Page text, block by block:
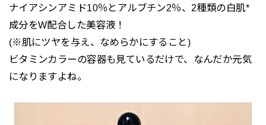
ナイアシンアミド10％とアルブチン2％、2種類の白肌*
成分をW配合した美容液！
(※肌にツヤを与え、なめらかにすること)
ビタミンカラーの容器も見ているだけで、なんだか元気
になりますよね。